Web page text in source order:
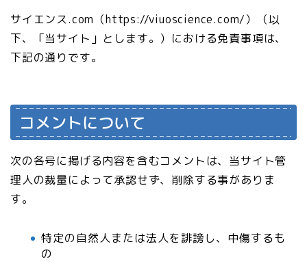
サイエンス.com（https://viuoscience.com/）（以
下、「当サイト」とします。）における免責事項は、
下記の通りです。
コメントについて
次の各号に掲げる内容を含むコメントは、当サイト管
理人の裁量によって承認せず、削除する事がありま
す。
特定の自然人または法人を誹謗し、中傷するも
の